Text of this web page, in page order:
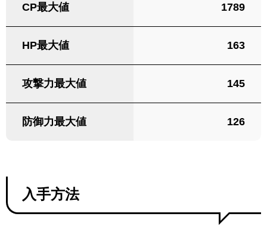
CP最大値 1789
HP最大値 163
攻撃力最大値 145
防御力最大値 126
入手方法